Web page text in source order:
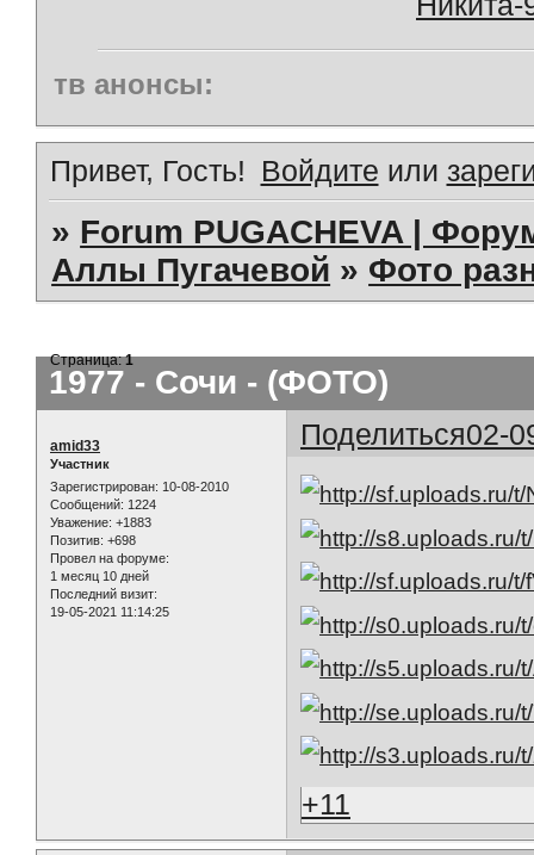
тв анонсы:
Привет, Гость! Войдите или
» Forum PUGACHEVA |
Аллы Пугачевой » Фото
1977 - Сочи - (ФОТО)
Страница:1
Поделиться02-
amid33
Участник
Зарегистрирован: 10-08-2010
Сообщений: 1224
Уважение: +1883
Позитив: +698
Провел на форуме:
1 месяц 10 дней
Последний визит:
19-05-2021 11:14:25
+11